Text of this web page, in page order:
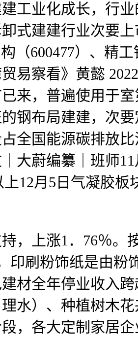
工业化成长，行
式建建行业次要
（600477）、精
易察看》黄懿
来，普遍使用于
钢布局建建，次
全国能源碳排放
大蔚编纂｜班师
12月5日气凝胶板
上涨1．76％。按
印刷粉饰纸是由粉
材全年停业收入
水）、种植树木
，各大定制家居